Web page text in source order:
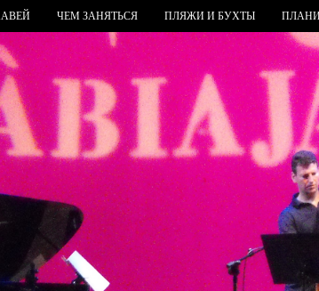
ЧЕМ ЗАНЯТЬСЯ ПЛЯЖИ И БУХТЫ